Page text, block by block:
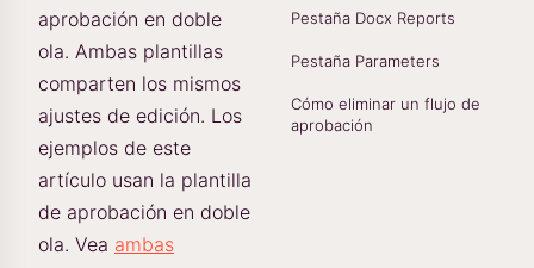
aprobación en doble
ola. Ambas plantillas
comparten los mismos
ajustes de edición. Los
ejemplos de este
artículo usan la plantilla
de aprobación en doble
ola. Vea ambas
Pestaña Docx Reports
Pestaña Parameters
Cómo eliminar un flujo de
aprobación